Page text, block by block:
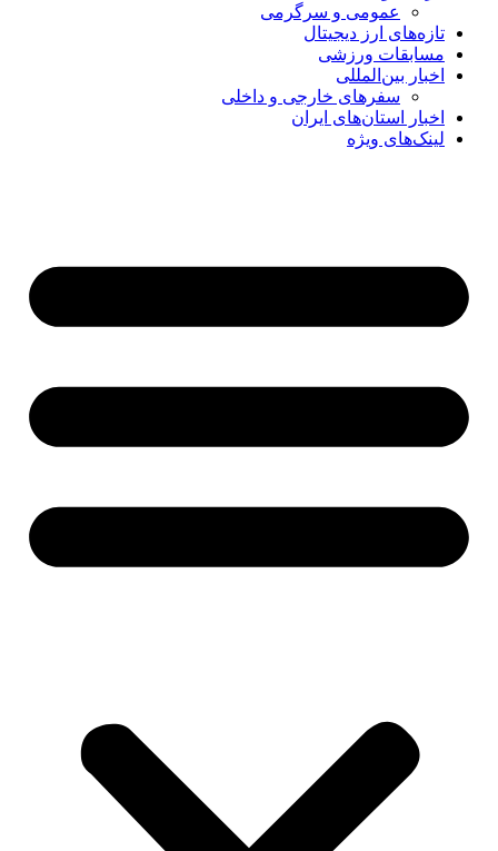
عمومی و سرگرمی
تازه‌های ارز دیجیتال
مسابقات ورزشی
اخبار بین‌المللی
سفرهای خارجی و داخلی
اخبار استان‌های ایران
لینک‌های ویژه